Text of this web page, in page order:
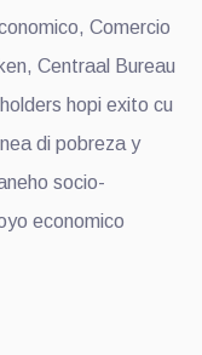
Comercio
Centraal Bureau
hopi exito cu
di pobreza y
socio-
economico